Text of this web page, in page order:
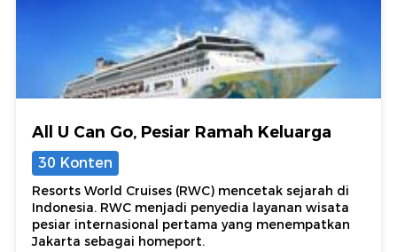
All U Can Go, Pesiar Ramah Keluarga
30 Konten
Resorts World Cruises (RWC) mencetak sejarah di
Indonesia. RWC menjadi penyedia layanan wisata
pesiar internasional pertama yang menempatkan
Jakarta sebagai homeport.